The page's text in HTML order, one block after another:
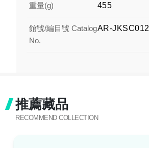
重量(g) 455
館號/編目號 Catalog
No.
AR-JKSC012
推薦藏品
RECOMMEND COLLECTION